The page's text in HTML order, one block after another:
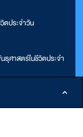
ตประจำวัน
ศาสตร์ในชีวิตประจำ